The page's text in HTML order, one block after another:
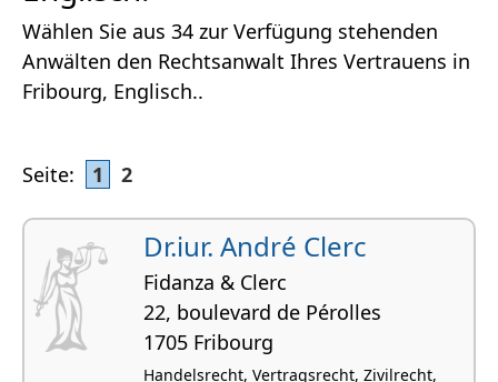
Wählen Sie aus 34 zur Verfügung stehenden
Anwälten den Rechtsanwalt Ihres Vertrauens in
Fribourg, Englisch..
Seite: 1 2
Dr.iur. André Clerc
Fidanza & Clerc
22, boulevard de Pérolles
1705 Fribourg
Handelsrecht, Vertragsrecht, Zivilrecht,